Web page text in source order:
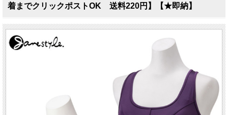
着までクリックポストOK 送料220円】【★即納】